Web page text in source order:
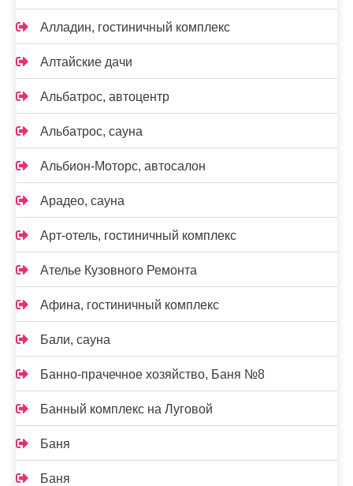
Алладин, гостиничный комплекс
Алтайские дачи
Альбатрос, автоцентр
Альбатрос, сауна
Альбион-Моторс, автосалон
Арадео, сауна
Арт-отель, гостиничный комплекс
Ателье Кузовного Ремонта
Афина, гостиничный комплекс
Бали, сауна
Банно-прачечное хозяйство, Баня №8
Банный комплекс на Луговой
Баня
Баня